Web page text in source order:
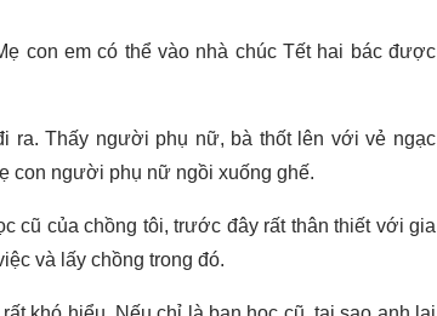
con em có thể vào nhà chúc Tết hai bác được
ra. Thấy người phụ nữ, bà thốt lên với vẻ ngạc
con người phụ nữ ngồi xuống ghế.
cũ của chồng tôi, trước đây rất thân thiết với gia
và lấy chồng trong đó.